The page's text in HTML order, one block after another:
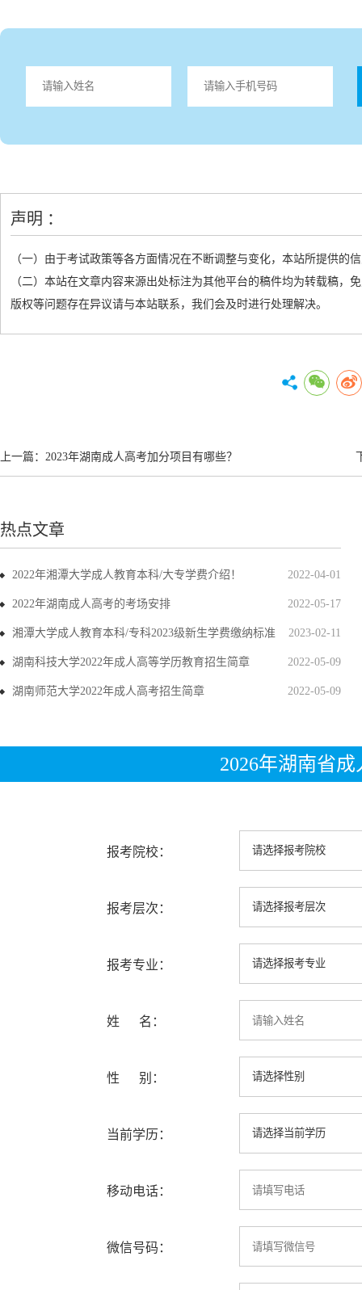
声明 ：
（一）由于考试政策等各方面情况在不断调整与变化，本站所提供的
（二）本站在文章内容来源出处标注为其他平台的稿件均为转载稿
版权等问题存在异议请与本站联系，我们会及时进行处理解决。
上一篇： 2023年湖南成人高考加分项目有哪些？
热点文章
2022-04-01
2022年湘潭大学成人教育本科/大专学费介绍！
2022-05-17
2022年湖南成人高考的考场安排
2023-02-11
湘潭大学成人教育本科/专科2023级新生学费缴纳标准
2022-05-09
湖南科技大学2022年成人高等学历教育招生简章
2022-05-09
湖南师范大学2022年成人高考招生简章
2026年湖南省
报考院校：
报考层次：
报考专业：
姓 名：
性 别：
当前学历：
移动电话：
微信号码：